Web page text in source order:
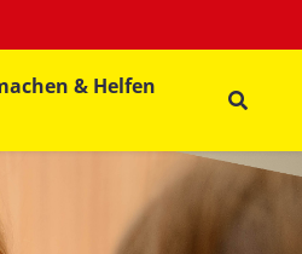
& Helfen